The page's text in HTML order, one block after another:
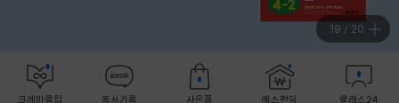
20 / 20
크레마클럽 독서기록 사은품 예스펀딩 클래스24